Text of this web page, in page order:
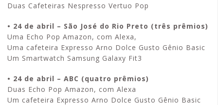
Duas Cafeteiras Nespresso Vertuo Pop
• 24 de abril – São José do Rio Preto (três prêmios)
Uma Echo Pop Amazon, com Alexa,
Uma cafeteira Expresso Arno Dolce Gusto Gênio Basic
Um Smartwatch Samsung Galaxy Fit3
• 24 de abril – ABC (quatro prêmios)
Duas Echo Pop Amazon, com Alexa
Um cafeteira Expresso Arno Dolce Gusto Gênio Basic